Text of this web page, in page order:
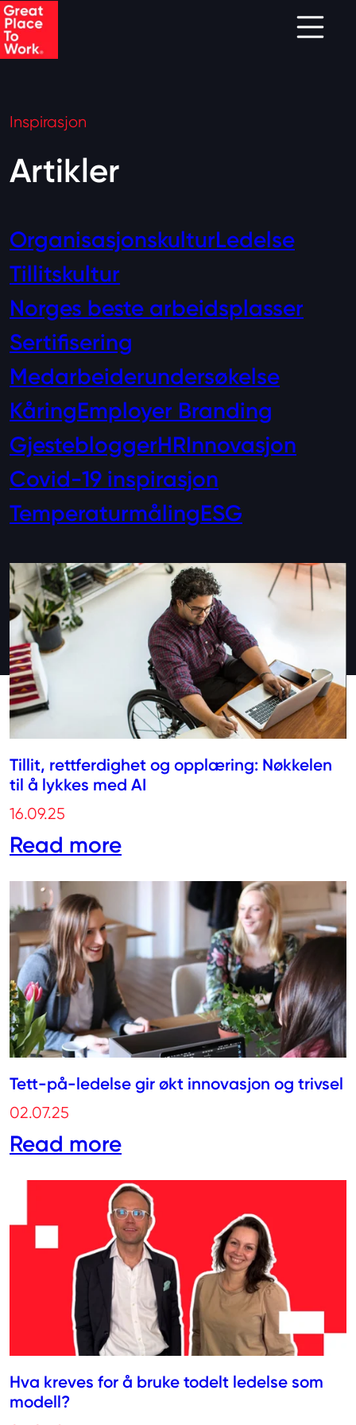
Skip to main content
Inspirasjon
Artikler
OrganisasjonskulturLedelse
Tillitskultur
Norges beste arbeidsplasser
Sertifisering
Medarbeiderundersøkelse
KåringEmployer Branding
GjestebloggerHRInnovasjon
Covid-19 inspirasjon
TemperaturmålingESG
Tillit, rettferdighet og opplæring: Nøkkelen
til å lykkes med AI
16.09.25
Read more
Tett-på-ledelse gir økt innovasjon og trivsel
02.07.25
Read more
Hva kreves for å bruke todelt ledelse som
modell?